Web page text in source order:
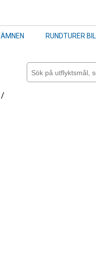
ÄMNEN RUNDTURER BIL
/